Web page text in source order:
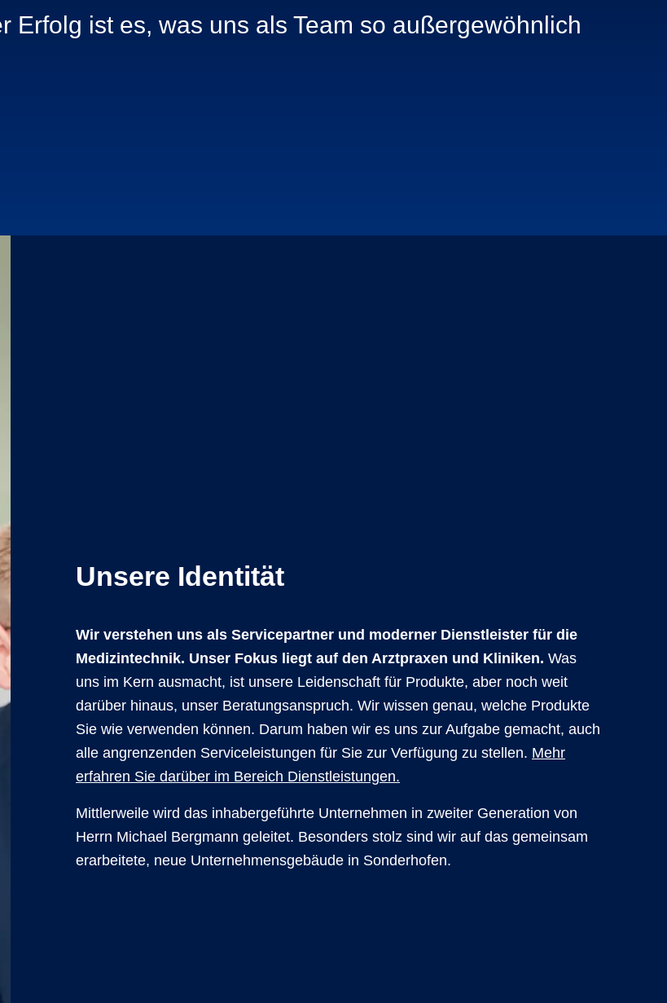
Erfolg ist es, was uns als Team so außergewöhnlich
Unsere Identität
Wir verstehen uns als Servicepartner und moderner Dienstleister für die
Medizintechnik. Unser Fokus liegt auf den Arztpraxen und Kliniken. Was
uns im Kern ausmacht, ist unsere Leidenschaft für Produkte, aber noch weit
darüber hinaus, unser Beratungsanspruch. Wir wissen genau, welche Produkte
Sie wie verwenden können. Darum haben wir es uns zur Aufgabe gemacht, auch
alle angrenzenden Serviceleistungen für Sie zur Verfügung zu stellen. Mehr
erfahren Sie darüber im Bereich Dienstleistungen.
Mittlerweile wird das inhabergeführte Unternehmen in zweiter Generation von
Herrn Michael Bergmann geleitet. Besonders stolz sind wir auf das gemeinsam
erarbeitete, neue Unternehmensgebäude in Sonderhofen.